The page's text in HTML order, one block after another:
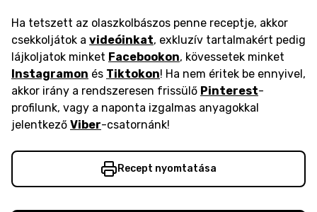
Ha tetszett az olaszkolbászos penne receptje, akkor
csekkoljátok a videóinkat, exkluzív tartalmakért pedig
lájkoljatok minket Facebookon, kövessetek minket
Instagramon és Tiktokon! Ha nem éritek be ennyivel,
akkor irány a rendszeresen frissülő Pinterest-
profilunk, vagy a naponta izgalmas anyagokkal
jelentkező Viber-csatornánk!
Recept nyomtatása